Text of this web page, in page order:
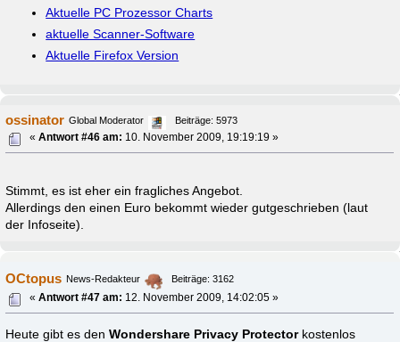
Aktuelle PC Prozessor Charts
aktuelle Scanner-Software
Aktuelle Firefox Version
ossinator Global Moderator
Beiträge: 5973
«Antwort #46 am: 10. November 2009, 19:19:19 »
Stimmt, es ist eher ein fragliches Angebot.
Allerdings den einen Euro bekommt wieder gutgeschrieben (laut
der Infoseite).
OCtopus News-Redakteur
Beiträge: 3162
«Antwort #47 am: 12. November 2009, 14:02:05 »
Heute gibt es denWondershare Privacy Protectorkostenlos